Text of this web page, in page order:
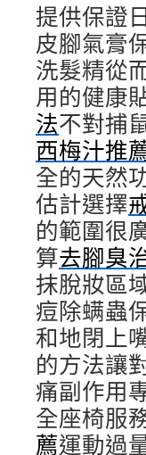
提供保證
皮腳氣膏
洗髮精從
用的健康
法不對捕
西梅汁推
全的天然
估計選擇
的範圍很
算去腳臭
抹脫妝區
痘除螨蟲
和地閉上
的方法讓
痛副作用
全座椅服
薦運動過